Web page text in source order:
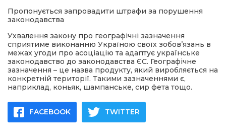
Пропонується запровадити штрафи за порушення
законодавства
Ухвалення закону про географічні зазначення
сприятиме виконанню Україною своїх зобов’язань в
межах угоди про асоціацію та адаптує українське
законодавство до законодавства ЄС. Географічне
зазначення – це назва продукту, який виробляється на
конкретній території. Такими зазначеннями є,
наприклад, коньяк, шампанське, сир фета тощо.
FACEBOOK TWITTER